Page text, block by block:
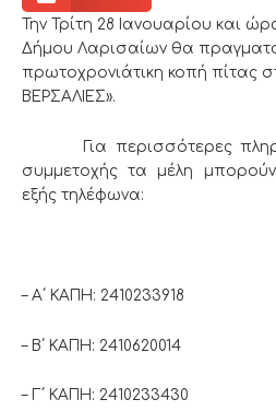
Την Τρίτη 28 Ιανουαρίου και
Δήμου Λαρισαίων θα
πρωτοχρονιάτικη κοπή πίτας
ΒΕΡΣΑΛΙΕΣ».
Για περισσότερες
συμμετοχής τα μέλη
εξής τηλέφωνα:
– Α΄ ΚΑΠΗ: 2410233918
– Β΄ ΚΑΠΗ: 2410620014
– Γ΄ ΚΑΠΗ: 2410233430